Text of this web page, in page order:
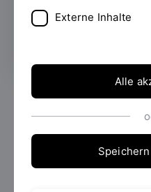
06.08.2024
Am 22. und 23. Juli
Fakultät Maschinenbau
Isogeometrische
Laborleiter Prof. Dr.-Ing.
Gäste Prof. Dr.-Ing.
Externe Inhalte
Alle